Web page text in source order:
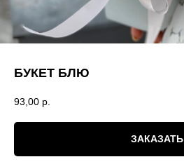
БУКЕТ БЛЮ
93,00 р.
ЗАКАЗАТЬ